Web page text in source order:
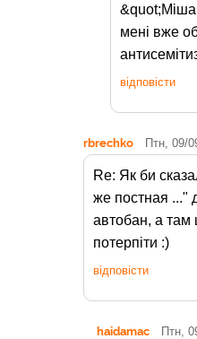
мені вже
відповісти
rbrechko Птн, 09/
Re: Як би
же постная ..."
автобан, а
потерпіти :)
відповісти
haidamac Птн,